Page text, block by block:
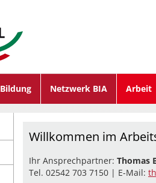
Bildung Netzwerk BIA Arbeit
Willkommen im
Ihr Ansprechpartner: Thomas
Tel. 02542 703 7150 | E-Mail: